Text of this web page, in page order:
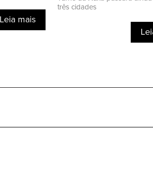
Leia mais
três cidades